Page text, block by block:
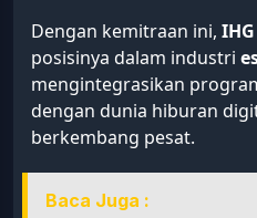
Dengan kemitraan ini, IHG
posisinya dalam industri
mengintegrasikan
dengan dunia hiburan
berkembang pesat.
Baca Juga :